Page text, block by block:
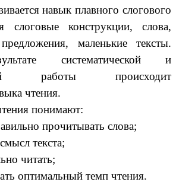
навык плавного слогового
слоговые конструкции, слова,
маленькие тексты.
систематической и
работы происходит
чтения.
понимают:
прочитывать слова;
текста;
читать;
оптимальный темп чтения.